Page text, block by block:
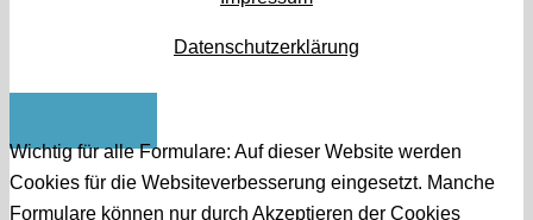
Datenschutzerklärung
Wichtig für alle Formulare: Auf dieser Website werden
Cookies für die Websiteverbesserung eingesetzt. Manche
Formulare können nur durch Akzeptieren der Cookies